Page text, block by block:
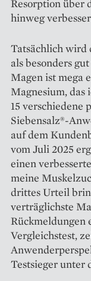
Resorption über
hinweg
Tatsächlich wird
als besonders
Magen ist mega
Magnesium, das
15 verschiedene
Siebensalz®-
auf dem
vom Juli 2025
einen
meine
drittes Urteil
verträglichste
Rückmeldungen
Vergleichstest,
Testsieger unter